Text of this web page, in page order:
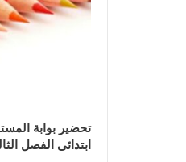
تحضير بوابة
ابتدائى الفصل